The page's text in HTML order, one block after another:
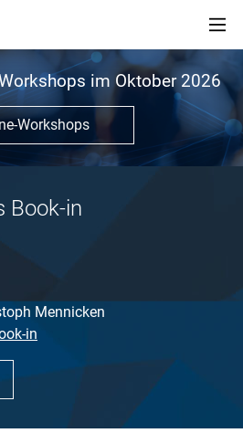
im Oktober 2026
Workshops
Book-in
Mennicken
in